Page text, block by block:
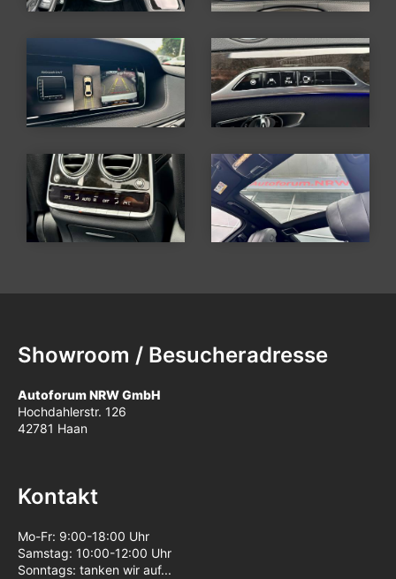
Showroom / Besucheradresse
Autoforum NRW GmbH
Hochdahlerstr. 126
42781 Haan
Kontakt
Mo-Fr: 9:00-18:00 Uhr
Samstag: 10:00-12:00 Uhr
Sonntags: tanken wir auf...